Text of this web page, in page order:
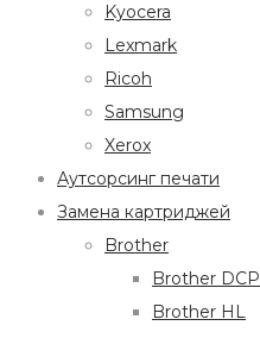
Kyocera
Lexmark
Ricoh
Samsung
Xerox
Аутсорсинг печати
Замена картриджей
Brother
Brother DCP
Brother HL